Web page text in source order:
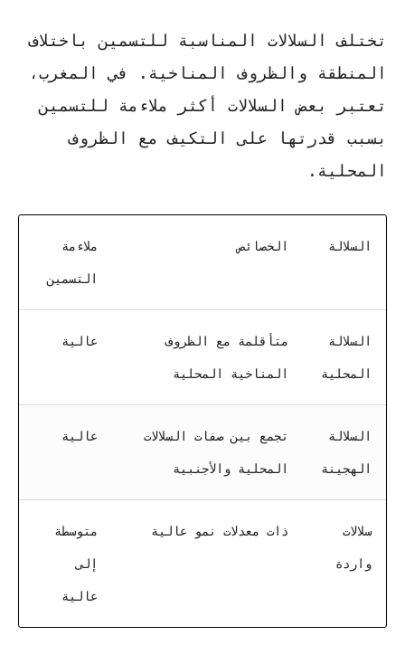
تختلف السلالات المناسبة للتسمين باختلاف
المنطقة والظروف المناخية. في المغرب،
تعتبر بعض السلالات أكثر ملاءمة للتسمين
بسبب قدرتها على التكيف مع الظروف
المحلية.
السلالة الخصائص ملاءمة
التسمين
السلالة
المحلية
متأقلمة مع الظروف
المناخية المحلية
عالية
السلالة
الهجينة
تجمع بين صفات السلالات
المحلية والأجنبية
عالية
سلالات
واردة
ذات معدلات نمو عالية متوسطة
إلى
عالية